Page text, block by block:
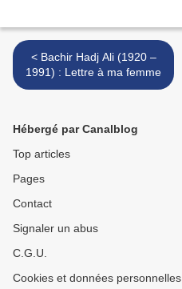
< Bachir Hadj Ali (1920 –
1991) : Lettre à ma femme
Hébergé par Canalblog
Top articles
Pages
Contact
Signaler un abus
C.G.U.
Cookies et données personnelles